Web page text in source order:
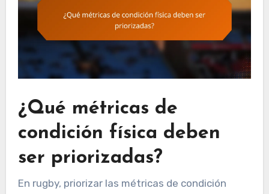
¿Qué métricas de
condición física deben
ser priorizadas?
En rugby, priorizar las métricas de condición